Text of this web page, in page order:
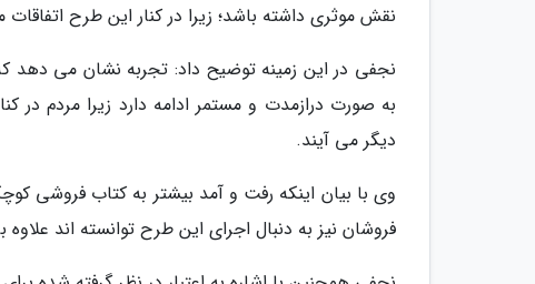
نقش موثری داشته باشد؛ زیرا در کنار این طرح
نجفی در این زمینه توضیح داد: تجربه نشان می
به صورت درازمدت و مستمر ادامه دارد زیرا مردم در
دیگر می آیند.
وی با بیان اینکه رفت و آمد بیشتر به کتاب فروشی
فروشان نیز به دنبال اجرای این طرح توانسته اند